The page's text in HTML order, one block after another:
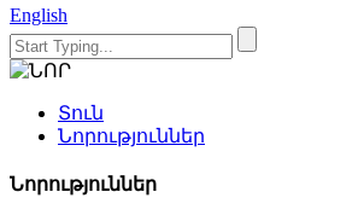
English
Տուն
Նորություններ
Նորություններ